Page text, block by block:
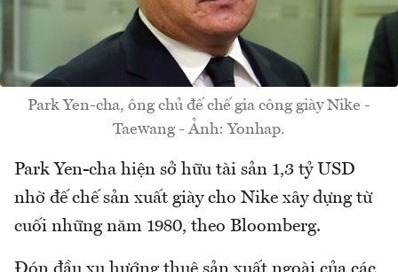
Park Yen-cha, ông chủ đế chế gia công giày Nike -
Taewang - Ảnh: Yonhap.
Park Yen-cha hiện sở hữu tài sản 1,3 tỷ USD
nhờ đế chế sản xuất giày cho Nike xây dựng từ
cuối những năm 1980, theo Bloomberg.